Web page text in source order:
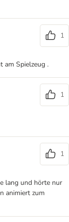
1
am Spielzeug .
1
1
lang und hörte nur
animiert zum